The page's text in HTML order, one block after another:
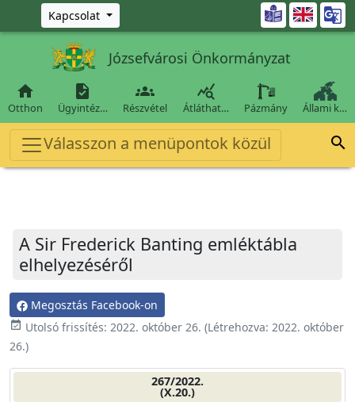
Ugrás a fő tartalomra
Kapcsolat 
Józsefvárosi Önkormányzat

Otthon

Ügyintéz…

Részvétel

Átláthat… Pázmány Állami k…
Válasszon a menüpontok közül 
A Sir Frederick Banting emléktábla
elhelyezéséről
Megosztás Facebook-on
event_available Utolsó frissítés: 2022. október 26. (Létrehozva: 2022. október
26.)
267/2022.
(X.20.)